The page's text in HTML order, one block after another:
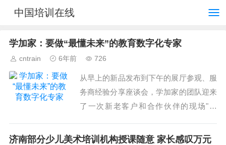
中国培训在线
学加家：要做“最懂未来”的教育数字化专家
cntrain 6年前 726
从早上的新品发布到下午的展厅参观、服
务商经验分享座谈会，学加家的团队迎来
了一次新老客户和合作伙伴的现场"大
家发布的新产品解决方案一样，成果斐
济南部分少儿美术培训机构授课随意 家长感叹万元